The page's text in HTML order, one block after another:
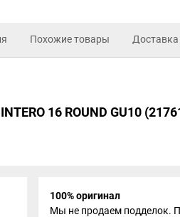
Похожие товары Доставка
16 ROUND GU10
100% оригинал
Мы не продаем подделок.